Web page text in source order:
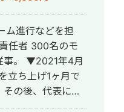
ム進行などを担
4月
立ち上げ1ヶ月で
の後、代表に就